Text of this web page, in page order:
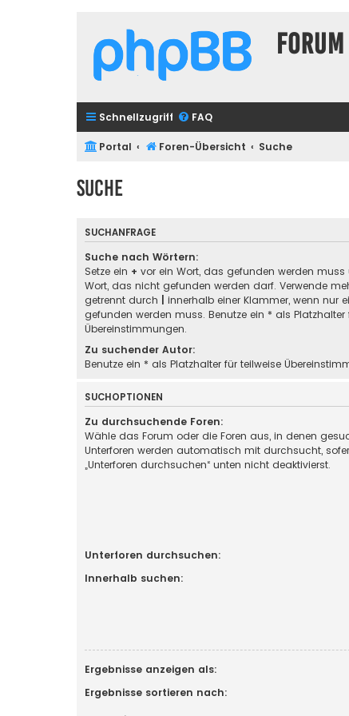
Schnellzugriff FAQ
Portal Foren-Übersicht Suche
Suche
SUCHANFRAGE
Suche nach Wörtern:
Setze ein + vor ein Wort, das gefunden werden muss
Wort, das nicht gefunden werden darf. Verwende
getrennt durch
innerhalb einer Klammer, wenn nur
gefunden werden muss. Benutze ein * als Platzhalter
Übereinstimmungen.
Zu suchender Autor:
Benutze ein * als Platzhalter für teilweise
SUCHOPTIONEN
Zu durchsuchende Foren:
Wähle das Forum oder die Foren aus, in denen
Unterforen werden automatisch mit durchsucht,
„Unterforen durchsuchen“ unten nicht deaktivierst.
Unterforen durchsuchen:
Innerhalb suchen:
Ergebnisse anzeigen als:
Ergebnisse sortieren nach: